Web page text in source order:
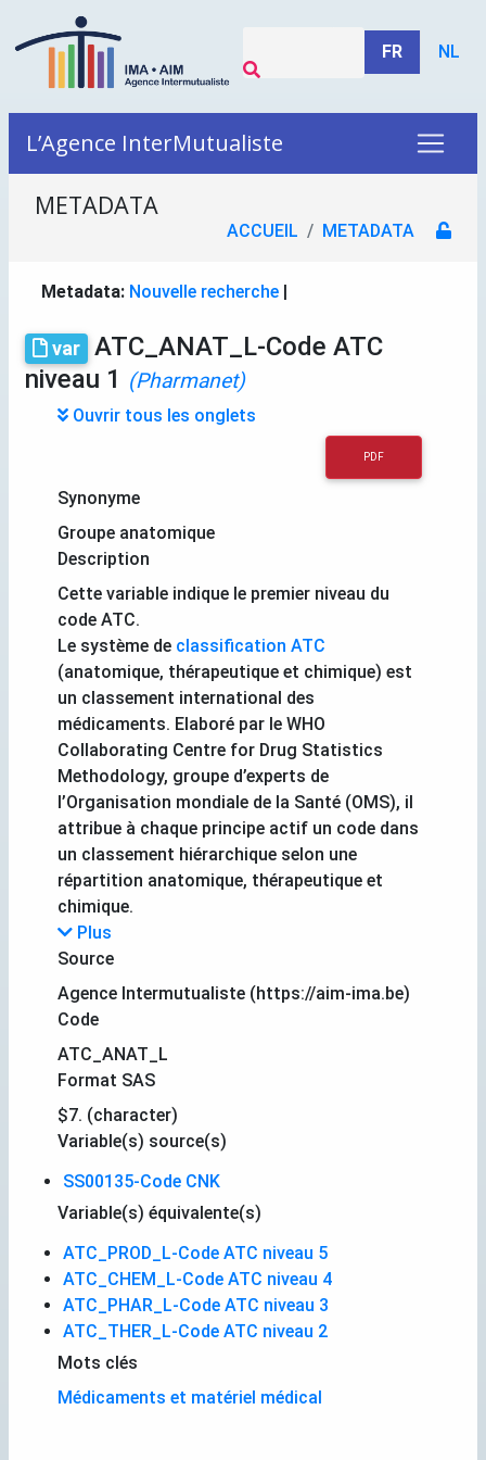
FR NL
L’Agence InterMutualiste
METADATA
ACCUEIL METADATA
Metadata: Nouvelle recherche |
var
ATC_ANAT_L-Code ATC
niveau 1 (Pharmanet)
Ouvrir tous les onglets
PDF
Synonyme
Groupe anatomique
Description
Cette variable indique le premier niveau du
code ATC.
Le système de classification ATC
(anatomique, thérapeutique et chimique) est
un classement international des
médicaments. Elaboré par le WHO
Collaborating Centre for Drug Statistics
Methodology, groupe d’experts de
l’Organisation mondiale de la Santé (OMS), il
attribue à chaque principe actif un code dans
un classement hiérarchique selon une
répartition anatomique, thérapeutique et
chimique.
Plus
Source
Agence Intermutualiste (https://aim-ima.be)
Code
ATC_ANAT_L
Format SAS
$7. (character)
Variable(s) source(s)
SS00135-Code CNK
Variable(s) équivalente(s)
ATC_PROD_L-Code ATC niveau 5
ATC_CHEM_L-Code ATC niveau 4
ATC_PHAR_L-Code ATC niveau 3
ATC_THER_L-Code ATC niveau 2
Mots clés
Médicaments et matériel médical